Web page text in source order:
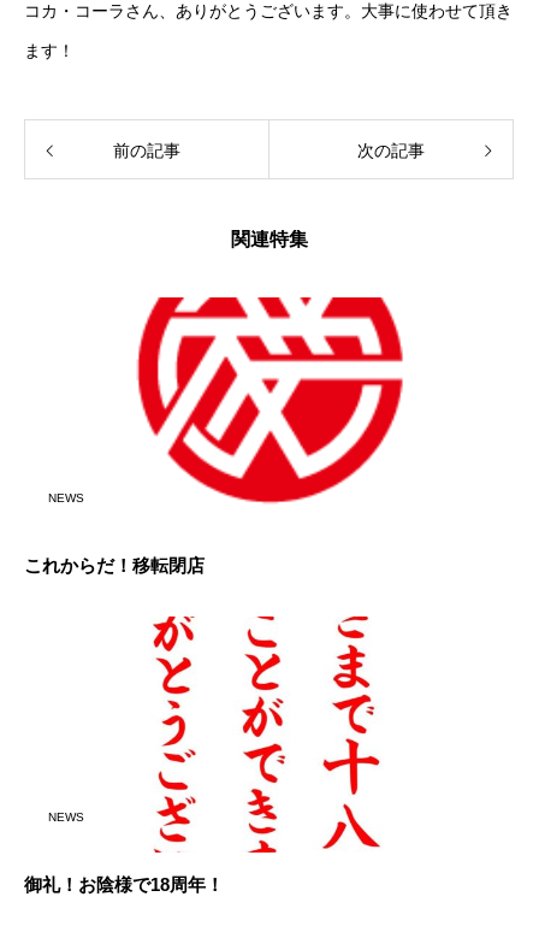
コカ・コーラさん、ありがとうございます。大事に使わせて頂き
ます！
前の記事 次の記事
関連特集
NEWS
これからだ！移転閉店
NEWS
御礼！お陰様で18周年！